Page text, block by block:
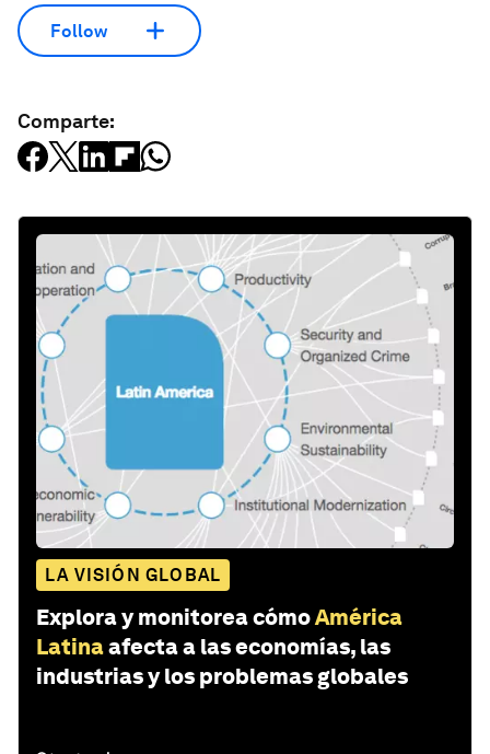
Follow
Comparte:
LA VISIÓN GLOBAL
Explora y monitorea cómoAmérica
Latinaafecta a las economías, las
industrias y los problemas globales